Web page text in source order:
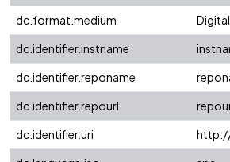
dc.format.medium
Digital
dc.identifier.instname
dc.identifier.reponame
dc.identifier.repourl
dc.identifier.uri